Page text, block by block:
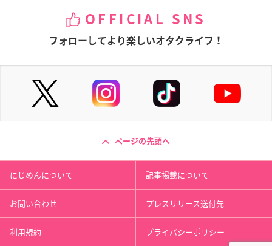
OFFICIAL SNS
フォローしてより楽しいオタクライフ！
ページの先頭へ
にじめんについて 記事掲載について
お問い合わせ プレスリリース送付先
利用規約 プライバシーポリシー